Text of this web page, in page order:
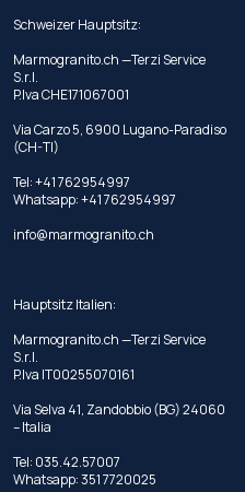
Schweizer Hauptsitz:
Marmogranito.ch —Terzi Service
S.r.l.
P.Iva CHE171067001
Via Carzo 5, 6900 Lugano-Paradiso
(CH-TI)
Tel: +41 762954997
Whatsapp:+41 762954997
info@marmogranito.ch
Hauptsitz Italien:
Marmogranito.ch —Terzi Service
S.r.l.
P.Iva IT00255070161
Via Selva 41, Zandobbio (BG) 24060
– Italia
Tel: 035.42.57007
Whatsapp:351 7720025